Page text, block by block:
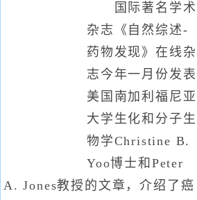
国际著名学术
杂志《自然综述-
药物发现》在线杂
志今年一月份发表
美国南加利福尼亚
大学生化和分子生
物学Christine B.
Yoo博士和Peter
A. Jones教授的文章，介绍了癌